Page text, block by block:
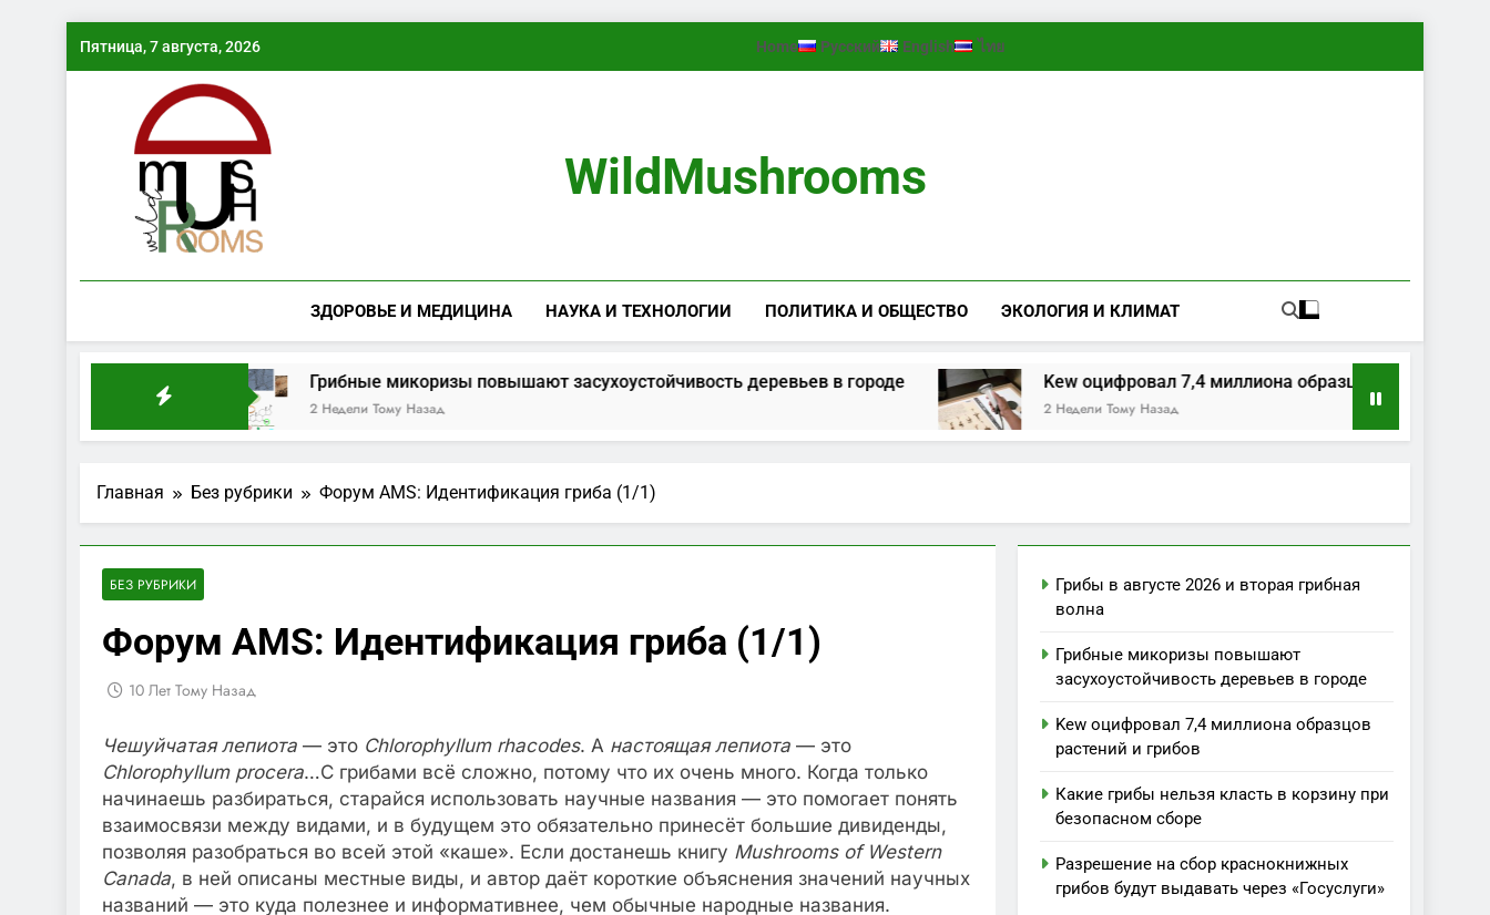
содержимому
Пятница, 7 августа, 2026 Home Русский English ไทย
WildMushrooms
ЗДОРОВЬЕ И МЕДИЦИНА НАУКА И ТЕХНОЛОГИИ ПОЛИТИКА И ОБЩЕСТВО ЭКОЛОГИЯ И КЛИМАТ
Грибные микоризы повышают засухоустойчивость деревьев в городе
2 Недели Тому Назад
Kew оцифровал 7,4 миллиона образцов растений и
2 Недели Тому Назад
Главная Без рубрики Форум AMS: Идентификация гриба (1/1)
БЕЗ РУБРИКИ
Форум AMS: Идентификация гриба (1/1)
10 Лет Тому Назад
Чешуйчатая лепиота — это Chlorophyllum rhacodes. А настоящая лепиота — это
Chlorophyllum procera…С грибами всё сложно, потому что их очень много. Когда только
начинаешь разбираться, старайся использовать научные названия — это помогает понять
взаимосвязи между видами, и в будущем это обязательно принесёт большие дивиденды,
позволяя разобраться во всей этой «каше». Если достанешь книгу Mushrooms of Western
Canada, в ней описаны местные виды, и автор даёт короткие объяснения значений научных
названий — это куда полезнее и информативнее, чем обычные народные названия.
Грибы в августе 2026 и вторая грибная
волна
Грибные микоризы повышают
засухоустойчивость деревьев в городе
Kew оцифровал 7,4 миллиона образцов
растений и грибов
Какие грибы нельзя класть в корзину при
безопасном сборе
Разрешение на сбор краснокнижных
грибов будут выдавать через «Госуслуги»